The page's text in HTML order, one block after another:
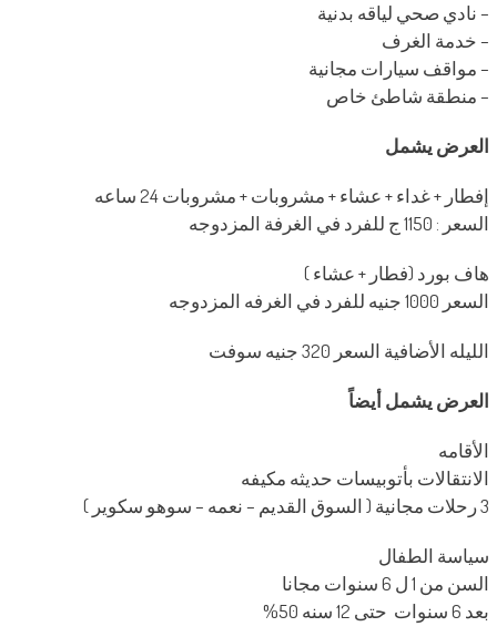
– نادي صحي لياقه بدنية
– خدمة الغرف
– مواقف سيارات مجانية
– منطقة شاطئ خاص
العرض يشمل
إفطار + غداء + عشاء + مشروبات + مشروبات 24 ساعه
السعر : 1150 ج للفرد في الغرفة المزدوجه
هاف بورد (فطار + عشاء )
السعر 1000 جنيه للفرد في الغرفه المزدوجه
الليله الأضافية السعر 320 جنيه سوفت
العرض يشمل أيضاً
الأقامه
الانتقالات بأتوبيسات حديثه مكيفه
3 رحلات مجانية ( السوق القديم – نعمه – سوهو سكوير )
سياسة الطفال
السن من 1 ل 6 سنوات مجانا
بعد 6 سنوات حتى 12 سنه 50%